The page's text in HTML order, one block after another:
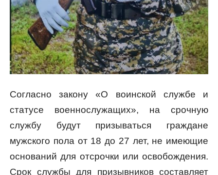
Согласно закону «О воинской службе и
статусе военнослужащих», на срочную
службу будут призываться граждане
мужского пола от 18 до 27 лет, не имеющие
оснований для отсрочки или освобождения.
Срок службы для призывников составляет